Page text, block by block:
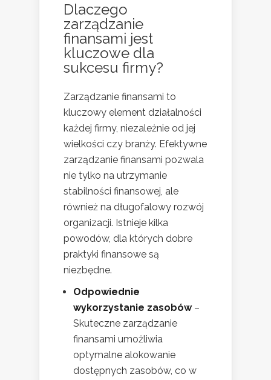
Dlaczego
zarządzanie
finansami jest
kluczowe dla
sukcesu firmy?
Zarządzanie finansami to
kluczowy element działalności
każdej firmy, niezależnie od jej
wielkości czy branży. Efektywne
zarządzanie finansami pozwala
nie tylko na utrzymanie
stabilności finansowej, ale
również na długofalowy rozwój
organizacji. Istnieje kilka
powodów, dla których dobre
praktyki finansowe są
niezbędne.
Odpowiednie
wykorzystanie zasobów–
Skuteczne zarządzanie
finansami umożliwia
optymalne alokowanie
dostępnych zasobów, co w